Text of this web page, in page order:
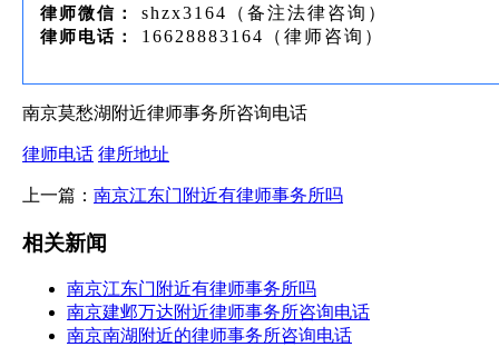
律师微信： shzx3164（备注法律咨询）
律师电话： 16628883164（律师咨询）
南京莫愁湖附近律师事务所咨询电话
律师电话 律所地址
上一篇： 南京江东门附近有律师事务所吗
相关新闻
南京江东门附近有律师事务所吗
南京建邺万达附近律师事务所咨询电话
南京南湖附近的律师事务所咨询电话